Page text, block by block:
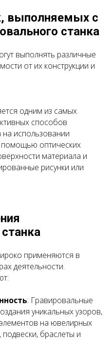
выполняемых с
станка
выполнять различные
от их конструкции и
одним из самых
способов
использовании
помощью оптических
материала и
рисунки или
применяются в
деятельности.
: Гравировальные
уникальных узоров,
на ювелирных
подвески, браслеты и